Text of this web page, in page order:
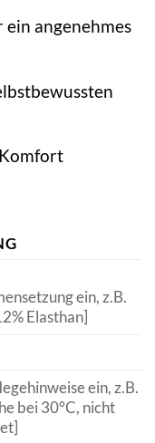
angenehmes
ein, z.B.
Elasthan]
ein, z.B.
bei 30°C, nicht